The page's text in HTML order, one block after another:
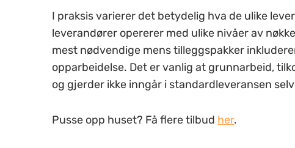
I praksis varierer det betydelig hva de ulike
leverandører opererer med ulike nivåer av
mest nødvendige mens tilleggspakker
opparbeidelse. Det er vanlig at grunnarbeid,
og gjerder ikke inngår i standardleveransen
Pusse opp huset? Få flere tilbud her.